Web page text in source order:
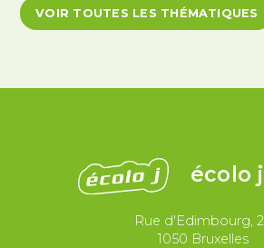
Antivalidisme Climat et
Justice et violences policières
Migrations et asile
Paix et droit international
VOIR TOUTES LES THÉMATIQUES
écolo
Rue d'Edimbourg,
1050 Bruxelles